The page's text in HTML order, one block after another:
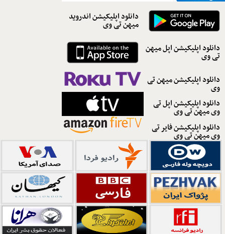
دانلود اپلیکیشن اندروید
میهن تی وی
دانلود اپلیکیشن اپل میهن
تی وی
دانلود اپلیکیشن میهن تی
وی
دانلود اپلیکیشن اپل تی
وی میهن تی وی
دانلود اپلیکیشن فایر تی
وی میهن تی وی